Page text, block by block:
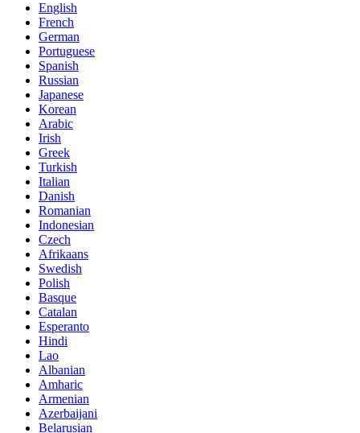
English
French
German
Portuguese
Spanish
Russian
Japanese
Korean
Arabic
Irish
Greek
Turkish
Italian
Danish
Romanian
Indonesian
Czech
Afrikaans
Swedish
Polish
Basque
Catalan
Esperanto
Hindi
Lao
Albanian
Amharic
Armenian
Azerbaijani
Belarusian